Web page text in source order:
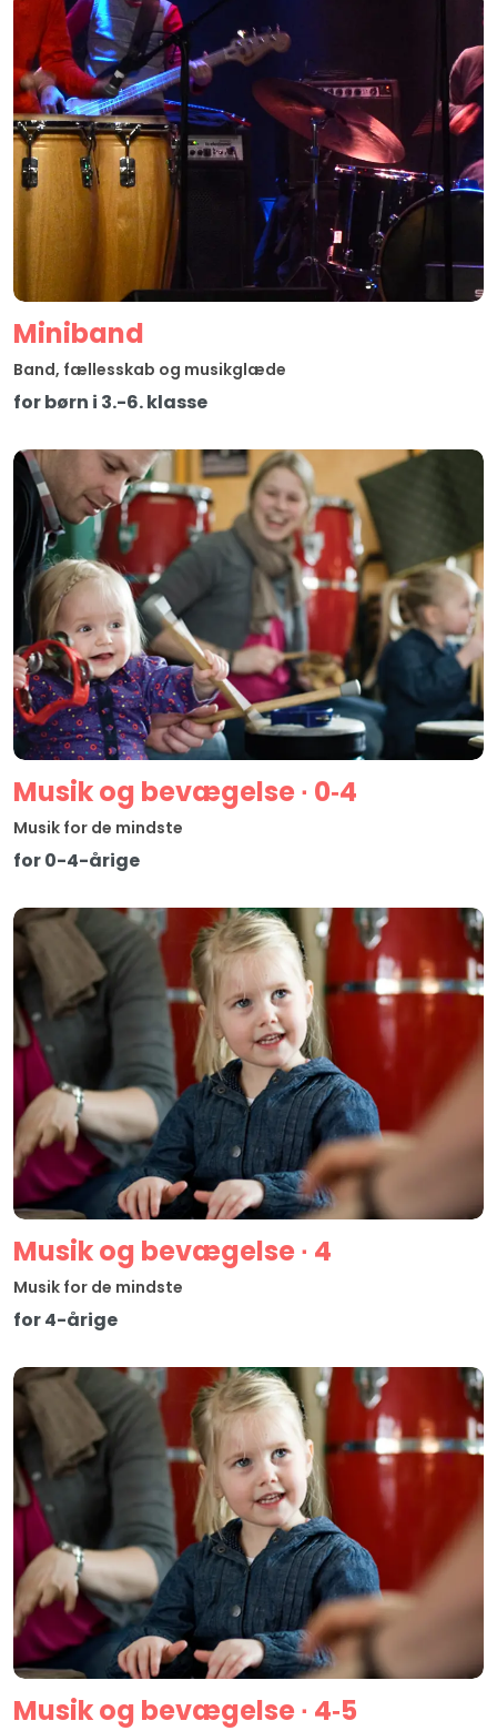
Miniband
Band, fællesskab og musikglæde
for børn i 3.-6. klasse
Musik og bevægelse ∙ 0‑4
Musik for de mindste
for 0-4-årige
Musik og bevægelse ∙ 4
Musik for de mindste
for 4-årige
Musik og bevægelse ∙ 4‑5